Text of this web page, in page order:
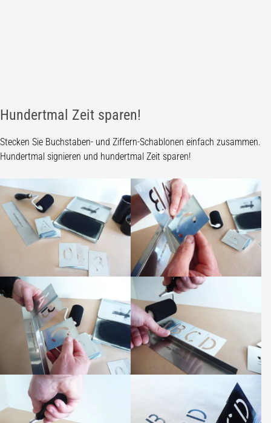
Hundertmal Zeit sparen!
Stecken Sie Buchstaben- und Ziffern-Schablonen einfach zusammen.
Hundertmal signieren und hundertmal Zeit sparen!